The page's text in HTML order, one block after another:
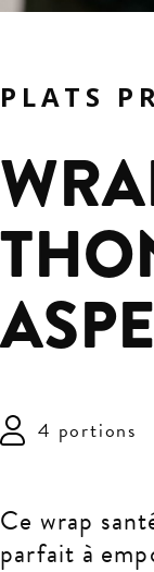
PLATS
4 portions
Ce wrap
parfait à